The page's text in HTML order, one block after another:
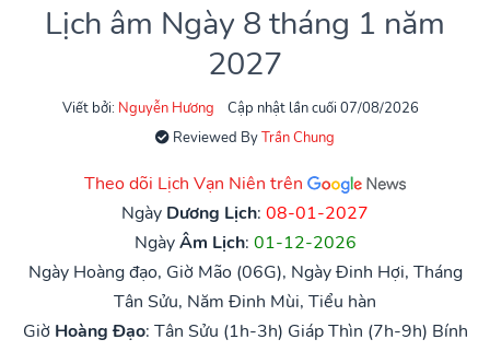
Lịch âm Ngày 8 tháng 1 năm
2027
Viết bởi: Nguyễn Hương
Cập nhật lần cuối 07/08/2026
Reviewed ByTrần Chung
Theo dõi Lịch Vạn Niên trên
Ngày Dương Lịch: 08-01-2027
NgàyÂm Lịch: 01-12-2026
Ngày Hoàng đạo, Giờ Mão (06G), Ngày Đinh Hợi, Tháng
Tân Sửu, Năm Đinh Mùi, Tiểu hàn
Giờ Hoàng Đạo: Tân Sửu (1h-3h) Giáp Thìn (7h-9h) Bính